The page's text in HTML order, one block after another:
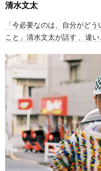
清水文太
「今必要なのは、自分がど
こと」清水文太が話す 、違